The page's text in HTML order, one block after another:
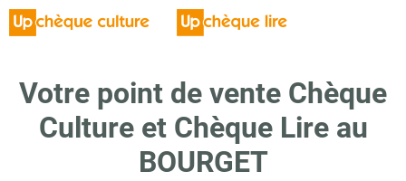
Votre point de vente Chèque
Culture et Chèque Lire au
BOURGET